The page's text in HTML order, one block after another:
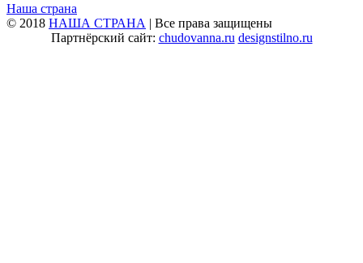
Наша страна
© 2018 НАША СТРАНА | Все права защищены
Партнёрский сайт: chudovanna.ru designstilno.ru